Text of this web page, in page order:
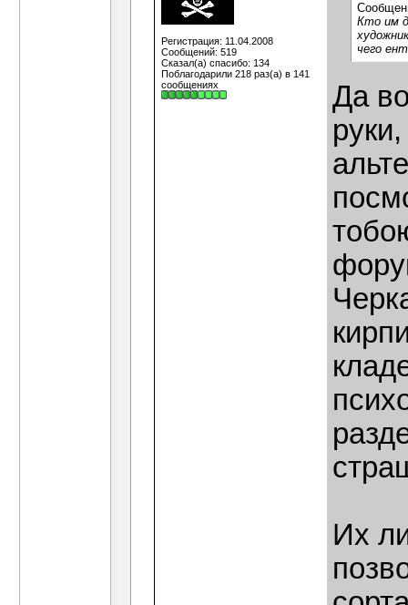
Регистрация: 11.04.2008
Сообщений: 519
Сказал(а) спасибо: 134
Поблагодарили 218 раз(а) в 141
сообщениях
Кто им
чего
Да
Их